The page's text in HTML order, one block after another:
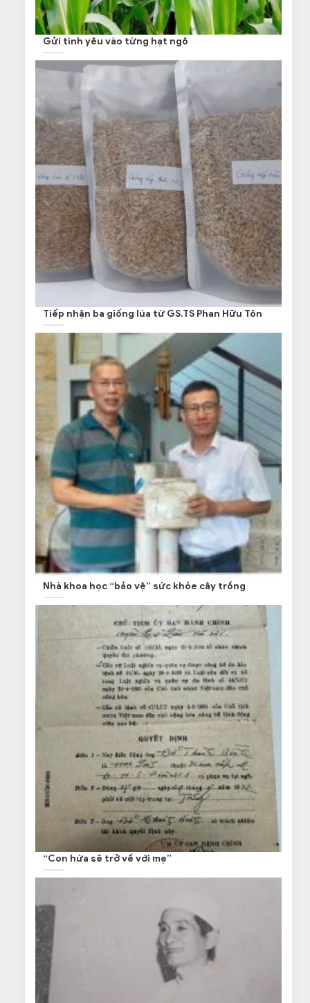
Gửi tình yêu vào từng hạt ngô
Tiếp nhận ba giống lúa từ GS.TS Phan Hữu Tôn
Nhà khoa học “bảo vệ” sức khỏe cây trồng
“Con hứa sẽ trở về với mẹ”